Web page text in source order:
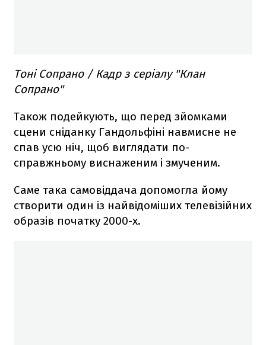
Тоні Сопрано / Кадр з серіалу "Клан
Сопрано"
Також подейкують, що перед зйомками
сцени сніданку Гандольфіні навмисне не
спав усю ніч, щоб виглядати по-
справжньому виснаженим і змученим.
Саме така самовіддача допомогла йому
створити один із найвідоміших телевізійних
образів початку 2000-х.